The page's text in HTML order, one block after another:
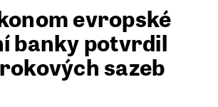
evropské
banky potvrdil
sazeb